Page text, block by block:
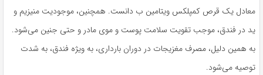
معادل یک قرص کمپلکس ویتامین ب دانست. همچنین، موجودیت منیزیم و
ید در فندق، موجب تقویت سلامت پوست و موی مادر و حتی جنین می‌شود.
به همین دلیل، مصرف مغزیجات در دوران بارداری، به ویژه فندق، به شدت
توصیه می‌شود.